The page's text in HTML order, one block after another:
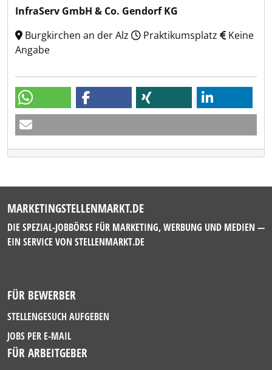
InfraServ GmbH & Co. Gendorf KG
Burgkirchen an der Alz
Praktikumsplatz
Keine
Angabe
MARKETINGSTELLENMARKT.DE
DIE SPEZIAL-JOBBÖRSE FÜR MARKETING, WERBUNG UND MEDIEN —
EIN SERVICE VON STELLENMARKT.DE
FÜR BEWERBER
STELLENGESUCH AUFGEBEN
JOBS PER E-MAIL
FÜR ARBEITGEBER